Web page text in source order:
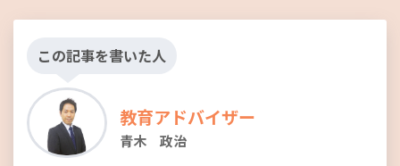
この記事を書いた人
教育アドバイザー
青木 政治